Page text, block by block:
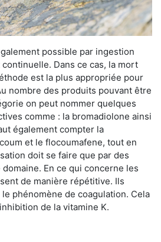
possible par ingestion
Dans ce cas, la mort
est la plus appropriée pour
nombre des produits pouvant être
on peut nommer quelques
comme : la bromadiolone ainsi
également compter la
et le flocoumafene, tout en
doit se faire que par des
En ce qui concerne les
de manière répétitive. Ils
phénomène de coagulation. Cela
de la vitamine K.